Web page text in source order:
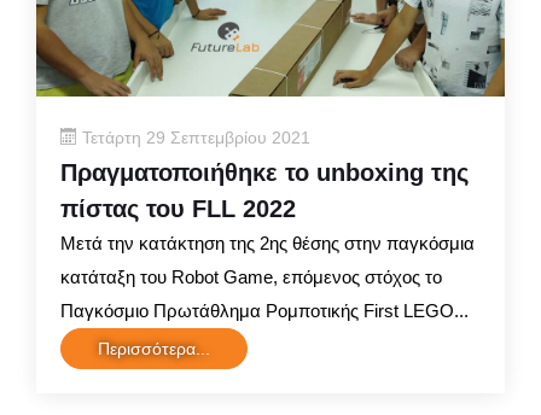
Τετάρτη 29 Σεπτεμβρίου 2021
Πραγματοποιήθηκε το unboxing της
πίστας του FLL 2022
Μετά την κατάκτηση της 2ης θέσης στην παγκόσμια
κατάταξη του Robot Game, επόμενος στόχος το
Παγκόσμιο Πρωτάθλημα Ρομποτικής First LEGO...
Περισσότερα...